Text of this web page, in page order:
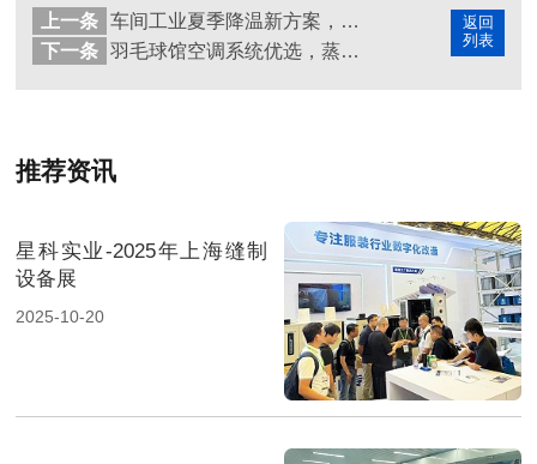
返回
列表
上一条
车间工业夏季降温新方案，蒸发冷省电空调高效节能解难题
下一条
羽毛球馆空调系统优选，蒸发冷省电空调高效节能又稳定
推荐资讯
星科实业-2025年上海缝制
设备展
2025-10-20